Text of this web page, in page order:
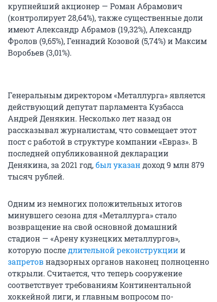
крупнейший акционер — Роман Абрамович
(контролирует 28,64%), также существенные доли
имеют Александр Абрамов (19,32%), Александр
Фролов (9,65%), Геннадий Козовой (5,74%) и Максим
Воробьев (3,01%).
Генеральным директором «Металлурга» является
действующий депутат парламента Кузбасса
Андрей Денякин. Несколько лет назад он
рассказывал журналистам, что совмещает этот
пост с работой в структуре компании «Евраз». В
последней опубликованной декларации
Денякина, за 2021 год,был указандоход 9 млн 879
тысяч рублей.
Одним из немногих положительных итогов
минувшего сезона для «Металлурга» стало
возвращение на свой основной домашний
стадион — «Арену кузнецких металлургов»,
которую последлительной реконструкциии
запретовнадзорных органов наконец полноценно
открыли. Считается, что теперь сооружение
соответствует требованиям Континентальной
хоккейной лиги, и главным вопросом по-